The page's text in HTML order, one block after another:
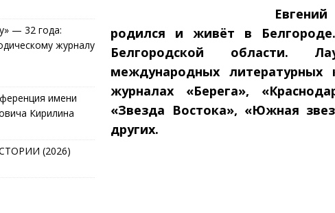
родился и живёт в
Белгородской области.
международных литературных
журналах «Берега»,
«Звезда Востока», «Южная
других.
— 32 года:
журналу
имени
Кирилина
(2026)